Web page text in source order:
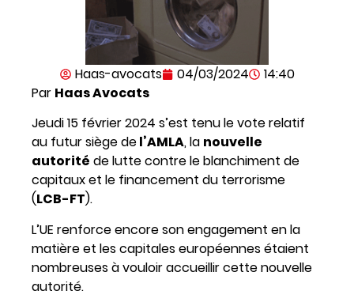
Haas-avocats 04/03/2024
14:40
Par Haas Avocats
Jeudi 15 février 2024 s’est tenu levote relatif
au futur siège del’AMLA, la nouvelle
autorité de lutte contre le blanchiment de
capitaux et le financement du terrorisme
(LCB-FT).
L’UE renforce encore son engagement en la
matière et les capitales européennes étaient
nombreuses à vouloir accueillir cette nouvelle
autorité.